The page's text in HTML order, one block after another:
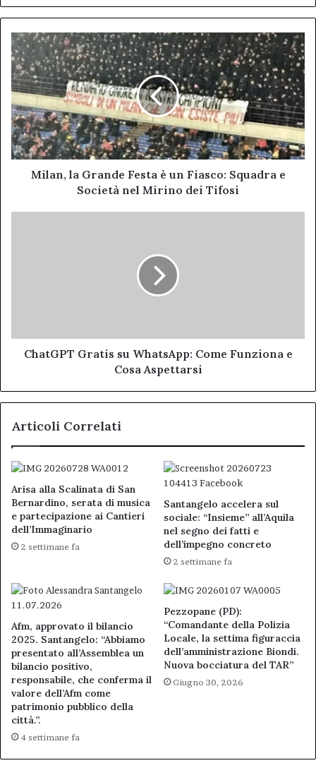
Milan,
la
Grande
Festa
un
Fiasco:
Squadra
e
SocietàMilan, la Grande Festa è un Fiasco: Squadra e
Società nel Mirino dei Tifosi
Aspettarsi
ChatGPT Gratis su WhatsApp: Come Funziona e
Cosa Aspettarsi
Articoli Correlati
Arisa alla Scalinata di San
Bernardino, serata di musica
e partecipazione ai Cantieri
dell’Immaginario
2 settimane fa
Santangelo accelera sul
sociale: “Insieme” all’Aquila
nel segno dei fatti e
dell’impegno concreto
2 settimane fa
Afm, approvato il bilancio
2025. Santangelo: “Abbiamo
presentato all’Assemblea un
bilancio positivo,
responsabile, che conferma il
valore dell’Afm come
patrimonio pubblico della
città.”.
4 settimane fa
Pezzopane (PD):
“Comandante della Polizia
Locale, la settima figuraccia
dell’amministrazione Biondi.
Nuova bocciatura del TAR”
Giugno 30, 2026